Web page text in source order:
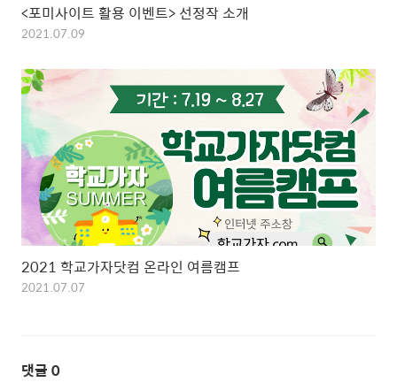
<포미사이트 활용 이벤트> 선정작 소개
2021.07.09
2021 학교가자닷컴 온라인 여름캠프
2021.07.07
댓글 0